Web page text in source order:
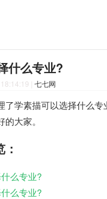
什么专业?
| 七七网
了学素描可以选择什么专
大家。
么专业?
么专业?